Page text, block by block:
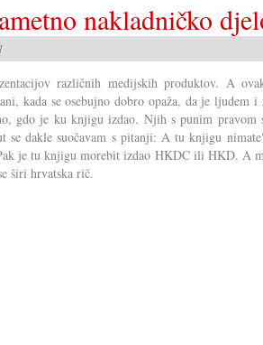
nakladničko
različnih medijskih produktov. A
kada se osebujno dobro opaža, da je ljudem i
gdo je ku knjigu izdao. Njih s punim pravom
se dakle suočavam s pitanji: A tu knjigu
je tu knjigu morebit izdao HKDC ili HKD. A
širi hrvatska rič.